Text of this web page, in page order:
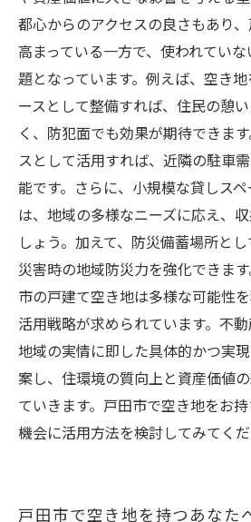
都心からのアクセスの良さもあり
高まっている一方で、使われてい
題となっています。例えば、空き
ースとして整備すれば、住民の憩
く、防犯面でも効果が期待できま
スとして活用すれば、近隣の駐車
能です。さらに、小規模な貸しス
は、地域の多様なニーズに応え、
しょう。加えて、防災備蓄場所とし
災害時の地域防災力を強化できま
市の戸建て空き地は多様な可能性
活用戦略が求められています。不動
地域の実情に即した具体的かつ実
案し、住環境の質向上と資産価値
ていきます。戸田市で空き地をお
機会に活用方法を検討してみてくだ
戸田市で空き地を持つあなた